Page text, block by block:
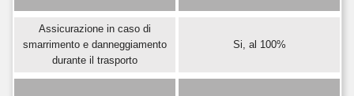
Assicurazione in caso di
smarrimento e danneggiamento
durante il trasporto
Si, al 100%